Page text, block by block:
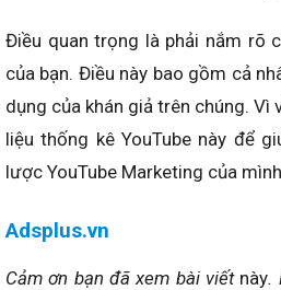
Điều quan trọng là phải nắm rõ
của bạn. Điều này bao gồm cả
dụng của khán giả trên chúng. Vì
liệu thống kê YouTube này để
lược YouTube Marketing của
Adsplus.vn
Cảm ơn bạn đã xem bài viết này.